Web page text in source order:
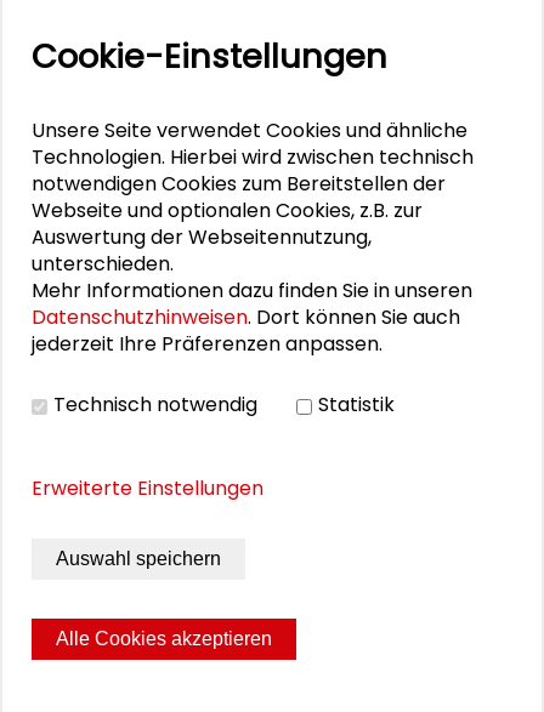
Folien "Ergebnisse der Studierendenberatung
Handout Prompting aus Workshop 2
Präsentation Promptwerkstatt aus Workshop 2
Präsentationsfolien von Jacqueline Bellon aus
Workshop 3
VIDEO
Video ansehen
Bildergalerie
Cookie-Einstellungen
Unsere Seite verwendet Cookies und ähnliche
Technologien. Hierbei wird zwischen technisch
notwendigen Cookies zum Bereitstellen der
Webseite und optionalen Cookies, z.B. zur
Auswertung der Webseitennutzung,
unterschieden.
Mehr Informationen dazu finden Sie in unseren
Datenschutzhinweisen. Dort können Sie auch
jederzeit Ihre Präferenzen anpassen.
Technisch notwendig Statistik
Erweiterte Einstellungen
Auswahl speichern
Alle Cookies akzeptieren